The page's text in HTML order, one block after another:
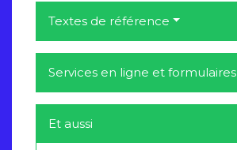
Textes de référence
Services en ligne et formulaires
Et aussi